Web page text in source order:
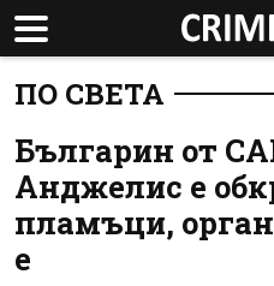
ПО СВЕТА
Българин от
Анджелис е
пламъци,
е